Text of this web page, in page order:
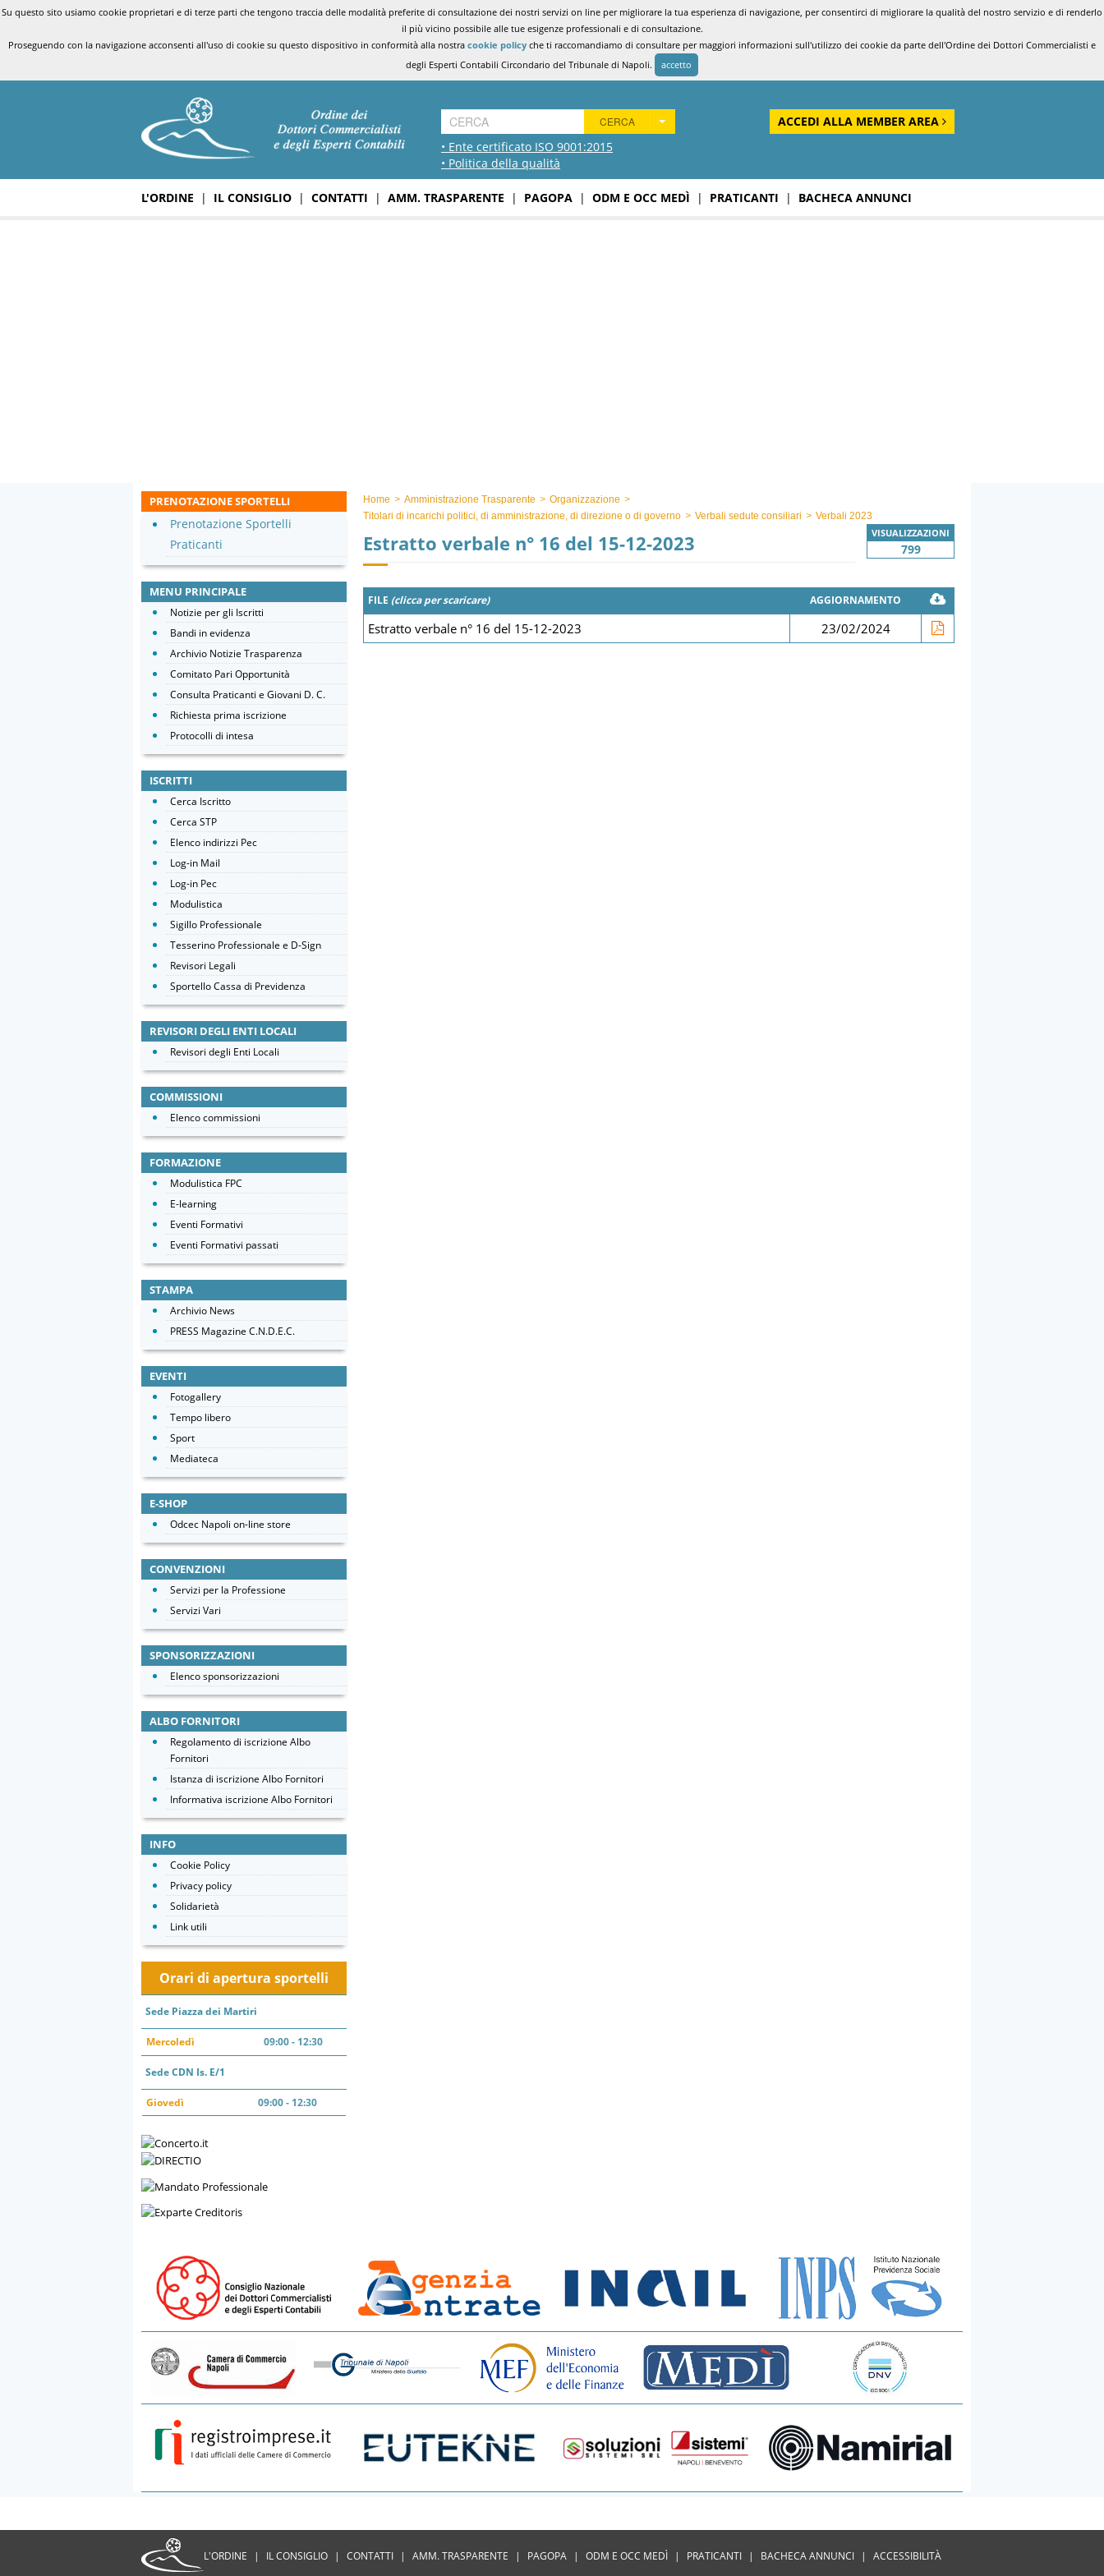
Su questo sito usiamo cookie proprietari e di terze parti che tengono traccia delle modalità preferite di consultazione dei nostri servizi on line per migliorare la tua esperienza di navigazione, per consentirci di migliorare la qualità del nostro servizio e di renderlo
il più vicino possibile alle tue esigenze professionali e di consultazione.
Proseguendo con la navigazione acconsenti all'uso di cookie su questo dispositivo in conformità alla nostra cookie policy che ti raccomandiamo di consultare per maggiori informazioni sull'utilizzo dei cookie da parte dell'Ordine dei Dottori Commercialisti e
degli Esperti Contabili Circondario del Tribunale di Napoli.
accetto
• Ente certificato ISO 9001:2015
• Politica della qualità
CERCA ACCEDI ALLA MEMBER AREA
L'ORDINE | IL CONSIGLIO | CONTATTI | AMM. TRASPARENTE | PAGOPA | ODM E OCC MEDÌ | PRATICANTI | BACHECA ANNUNCI
Home > Amministrazione Trasparente > Organizzazione >
Titolari di incarichi politici, di amministrazione, di direzione o di governo > Verbali sedute consiliari > Verbali 2023
Estratto verbale n° 16 del 15-12-2023 VISUALIZZAZIONI
799
FILE (clicca per scaricare) AGGIORNAMENTO
Estratto verbale n° 16 del 15-12-2023 23/02/2024
PRENOTAZIONE SPORTELLI
Prenotazione Sportelli
Praticanti
MENU PRINCIPALE
Notizie per gli Iscritti
Bandi in evidenza
Archivio Notizie Trasparenza
Comitato Pari Opportunità
Consulta Praticanti e Giovani D. C.
Richiesta prima iscrizione
Protocolli di intesa
ISCRITTI
Cerca Iscritto
Cerca STP
Elenco indirizzi Pec
Log-in Mail
Log-in Pec
Modulistica
Sigillo Professionale
Tesserino Professionale e D-Sign
Revisori Legali
Sportello Cassa di Previdenza
REVISORI DEGLI ENTI LOCALI
Revisori degli Enti Locali
COMMISSIONI
Elenco commissioni
FORMAZIONE
Modulistica FPC
E-learning
Eventi Formativi
Eventi Formativi passati
STAMPA
Archivio News
PRESS Magazine C.N.D.E.C.
EVENTI
Fotogallery
Tempo libero
Sport
Mediateca
E-SHOP
Odcec Napoli on-line store
CONVENZIONI
Servizi per la Professione
Servizi Vari
SPONSORIZZAZIONI
Elenco sponsorizzazioni
ALBO FORNITORI
Regolamento di iscrizione Albo
Fornitori
Istanza di iscrizione Albo Fornitori
Informativa iscrizione Albo Fornitori
INFO
Cookie Policy
Privacy policy
Solidarietà
Link utili
Orari di apertura sportelli
Sede Piazza dei Martiri
Mercoledì 09:00 - 12:30
Sede CDN Is. E/1
Giovedì 09:00 - 12:30
L'ORDINE | IL CONSIGLIO | CONTATTI | AMM. TRASPARENTE | PAGOPA | ODM E OCC MEDÌ | PRATICANTI | BACHECA ANNUNCI | ACCESSIBILITÀ